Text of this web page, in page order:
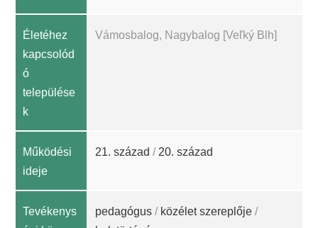
Életéhez
kapcsolód
ó
települése
k
Vámosbalog, Nagybalog [Veľký Blh]
Működési
ideje
21. század / 20. század
Tevékenys
pedagógus / közélet szereplője /